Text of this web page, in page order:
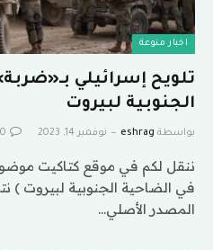
اخبار منوعة
تلويح إسرائيلي
الجنوبية لبيروت
بواسطة eshrag نوفمبر 14, 2023 0
ننقل لكم في موقع كتاكيت
في الضاحية الجنوبية لبيروت )
المصدر الأصلي…